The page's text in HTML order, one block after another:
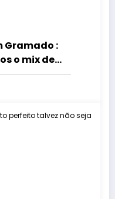
Gramado :
o mix de